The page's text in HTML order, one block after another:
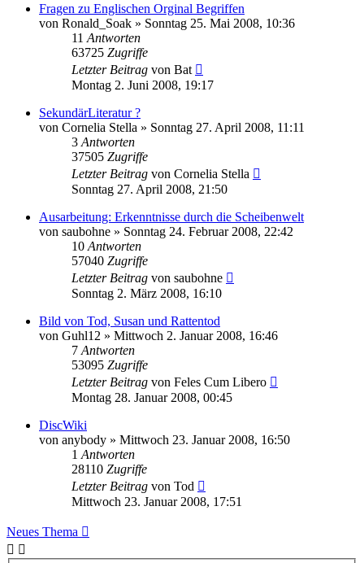
Fragen zu Englischen Orginal Begriffen
von Ronald_Soak » Sonntag 25. Mai 2008, 10:36
11 Antworten
63725 Zugriffe
Letzter Beitrag von Bat
Montag 2. Juni 2008, 19:17
SekundärLiteratur ?
von Cornelia Stella » Sonntag 27. April 2008, 11:11
3 Antworten
37505 Zugriffe
Letzter Beitrag von Cornelia Stella
Sonntag 27. April 2008, 21:50
Ausarbeitung: Erkenntnisse durch die Scheibenwelt
von saubohne » Sonntag 24. Februar 2008, 22:42
10 Antworten
57040 Zugriffe
Letzter Beitrag von saubohne
Sonntag 2. März 2008, 16:10
Bild von Tod, Susan und Rattentod
von Guhl12 » Mittwoch 2. Januar 2008, 16:46
7 Antworten
53095 Zugriffe
Letzter Beitrag von Feles Cum Libero
Montag 28. Januar 2008, 00:45
DiscWiki
von anybody » Mittwoch 23. Januar 2008, 16:50
1 Antworten
28110 Zugriffe
Letzter Beitrag von Tod
Mittwoch 23. Januar 2008, 17:51
Neues Thema